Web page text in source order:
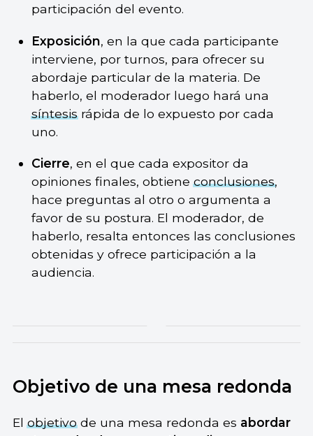
participación del evento.
Exposición, en la que cada participante
interviene, por turnos, para ofrecer su
abordaje particular de la materia. De
haberlo, el moderador luego hará una
síntesisrápida de lo expuesto por cada
uno.
Cierre, en el que cada expositor da
opiniones finales, obtieneconclusiones,
hace preguntas al otro o argumenta a
favor de su postura. El moderador, de
haberlo, resalta entonces las conclusiones
obtenidas y ofrece participación a la
audiencia.
Objetivo de una mesa redonda
Elobjetivode una mesa redonda es abordar